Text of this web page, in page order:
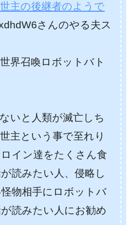
主の後継者のようで
さんのやる夫ス
界召喚ロボットバト
いと人類が滅亡しち
主という事で至れり
イン達をたくさん食
読みたい人、侵略し
物相手にロボットバ
読みたい人にお勧め